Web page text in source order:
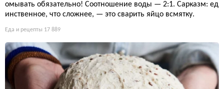
омывать обязательно! Соотношение воды — 2:1. Сарказм: ед
инственное, что сложнее, — это сварить яйцо всмятку.
Еда и рецепты 17 889